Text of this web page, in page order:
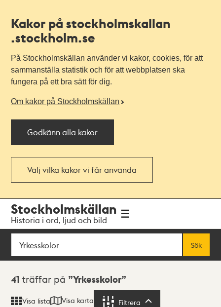
Kakor på stockholmskallan
.stockholm.se
På Stockholmskällan använder vi kakor, cookies, för att
sammanställa statistik och för att webbplatsen ska
fungera på ett bra sätt för dig.
Om kakor på Stockholmskällan
Godkänn alla kakor
Välj vilka kakor vi får använda
navigationen
huvudinnehållet
Stockholmskällan
Historia i ord, ljud och bild
Sök
Sök
Sökresultat
41 träffar på Yrkesskolor
Visa lista Visa karta Filtrera